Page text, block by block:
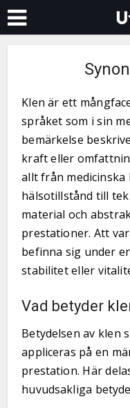
Klen är ett
språket som i sin
bemärkelse
kraft eller
allt från
hälsotillstånd till
material och
prestationer. Att
befinna sig under
stabilitet eller
Vad betyder
Betydelsen av klen
appliceras på en
prestation. Här
huvudsakliga